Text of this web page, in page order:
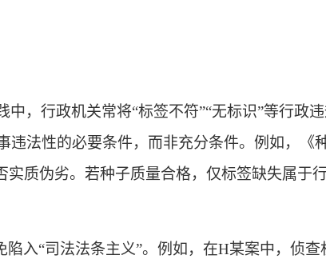
中，行政机关常将“标签不符”“无标识”等行政
违法性的必要条件，而非充分条件。例如，《
实质伪劣。若种子质量合格，仅标签缺失属于
入“司法法条主义”。例如，在H某案中，侦查